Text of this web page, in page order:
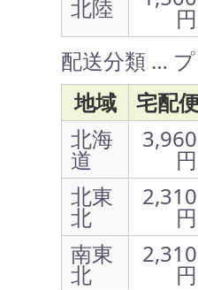
北陸
円
配送分類 …
地域
宅配
北海
道
3,960
円
北東
北
2,310
円
南東
北
2,310
円